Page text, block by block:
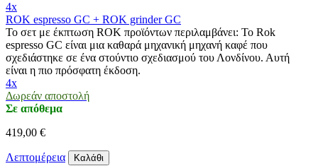
4x
ROK espresso GC + ROK grinder GC
Το σετ με έκπτωση ROK προϊόντων περιλαμβάνει: Το Rok
espresso GC είναι μια καθαρά μηχανική μηχανή καφέ που
σχεδιάστηκε σε ένα στούντιο σχεδιασμού του Λονδίνου. Αυτή
είναι η πιο πρόσφατη έκδοση.
4x
Δωρεάν αποστολή
Σε απόθεμα
419,00 €
Λεπτομέρεια Καλάθι